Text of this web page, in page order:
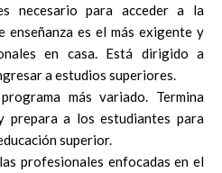
necesario para acceder a la
enseñanza es el más exigente y
en casa. Está dirigido a
a estudios superiores.
más variado. Termina
prepara a los estudiantes para
superior.
profesionales enfocadas en el